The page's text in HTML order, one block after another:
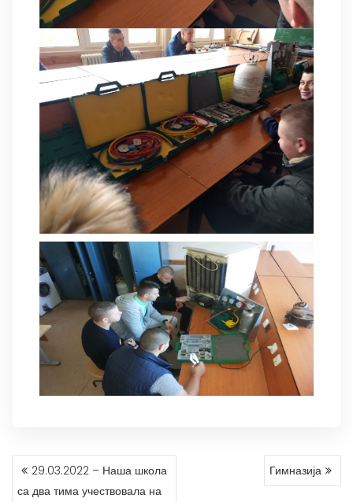
КРЕТАЊЕ
ЧЛАНКА
29.03.2022 – Наша школа
са два тима учествовала на
Гимназија